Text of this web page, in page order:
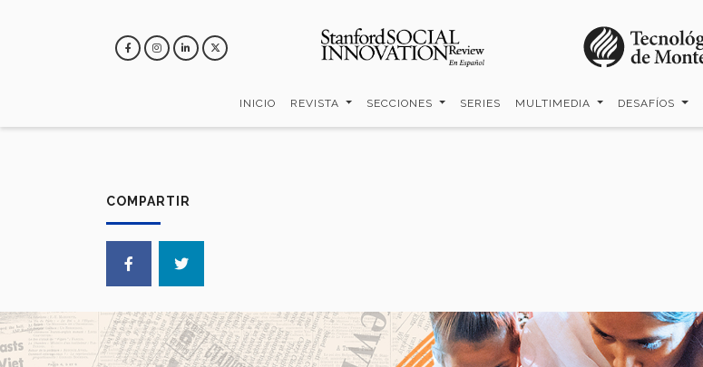
INICIO REVISTA SECCIONES SERIES MULTIMEDIA DESAFÍOS
COMPARTIR